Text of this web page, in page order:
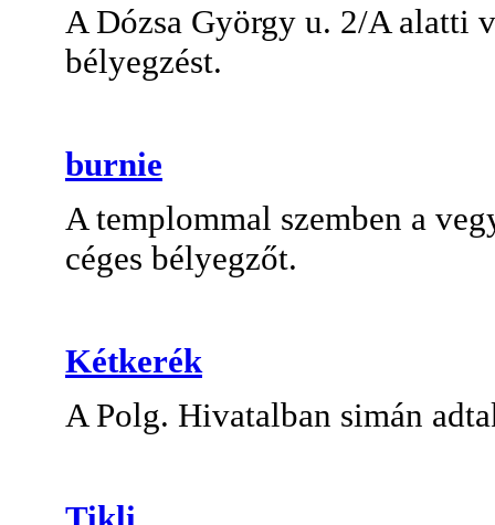
A Dózsa György u. 2/A alatti
bélyegzést.
burnie
A templommal szemben a
céges bélyegzőt.
Kétkerék
A Polg. Hivatalban simán